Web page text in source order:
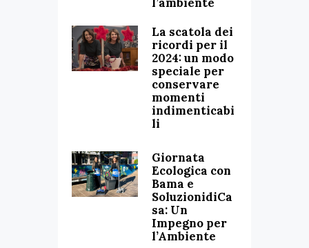
La scatola dei
ricordi per il
2024: un modo
speciale per
conservare
momenti
indimenticabi
li
Giornata
Ecologica con
Bama e
SoluzionidiCa
sa: Un
Impegno per
l’Ambiente